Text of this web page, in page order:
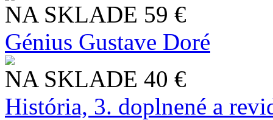
NA SKLADE 59 €
Génius Gustave Doré
NA SKLADE 40 €
História, 3. doplnené a